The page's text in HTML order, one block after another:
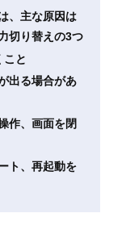
、主な原因は
切り替えの3つ
こと
出る場合があ
作、画面を閉
ト、再起動を